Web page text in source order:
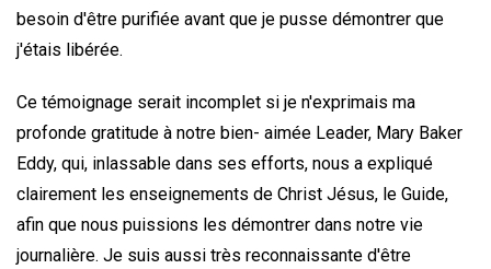
besoin d'être purifiée avant que je pusse démontrer que
j'étais libérée.
Ce témoignage serait incomplet si je n'exprimais ma
profonde gratitude à notre bien- aimée Leader, Mary Baker
Eddy, qui, inlassable dans ses efforts, nous a expliqué
clairement les enseignements de Christ Jésus, le Guide,
afin que nous puissions les démontrer dans notre vie
journalière. Je suis aussi très reconnaissante d'être